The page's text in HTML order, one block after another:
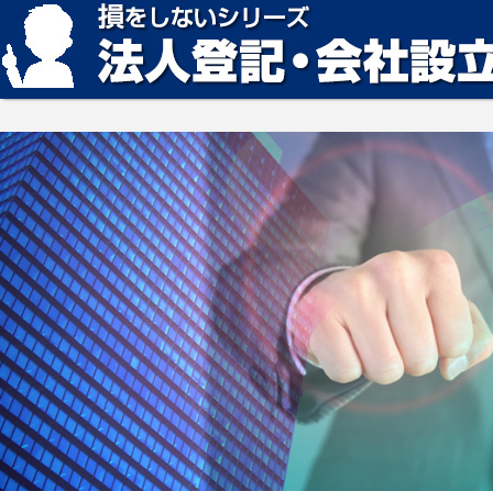
損をしない法人登記・会社設立の方法、見つかります。